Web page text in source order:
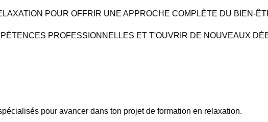
POUR OFFRIR UNE APPROCHE COMPLÈTE DU BIEN-
PROFESSIONNELLES ET T'OUVRIR DE NOUVEAUX
pour avancer dans ton projet de formation en relaxation.